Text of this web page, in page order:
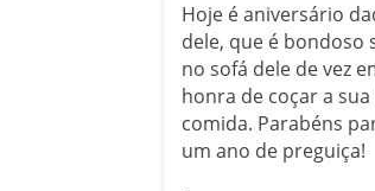
Hoje é aniversário
dele, que é bondoso
no sofá dele de vez
honra de coçar a
comida. Parabéns
um ano de preguiça!